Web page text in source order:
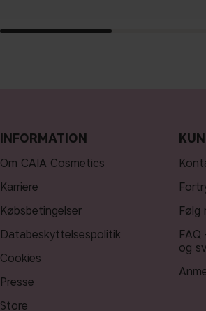
INFORMATION
Om CAIA Cosmetics
Karriere
Købsbetingelser
Databeskyttelsespolitik
Cookies
Presse
Store
Følg
og